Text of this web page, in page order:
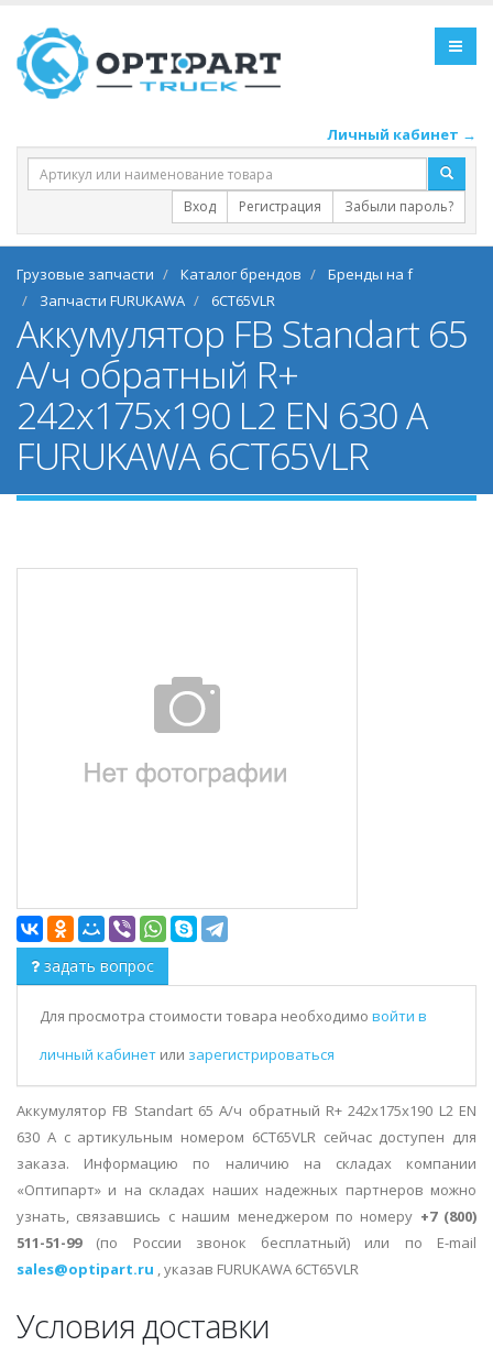
Личный кабинет →
Вход Регистрация Забыли пароль?
Грузовые запчасти Каталог брендов
Бренды на f
Запчасти FURUKAWA
6CT65VLR
Аккумулятор FB Standart 65
А/ч обратный R+
242x175x190 L2 EN 630 А
FURUKAWA 6CT65VLR
задать вопрос
Для просмотра стоимости товара необходимо войти в
личный кабинет или зарегистрироваться
Аккумулятор FB Standart 65 А/ч обратный R+ 242x175x190 L2 EN
630 А с артикульным номером 6CT65VLR сейчас доступен для
заказа. Информацию по наличию на складах компании
«Оптипарт» и на складах наших надежных партнеров можно
узнать, связавшись с нашим менеджером по номеру +7 (800)
511-51-99(по России звонок бесплатный) или по E-mail
sales@optipart.ru , указав FURUKAWA 6CT65VLR
Условия доставки